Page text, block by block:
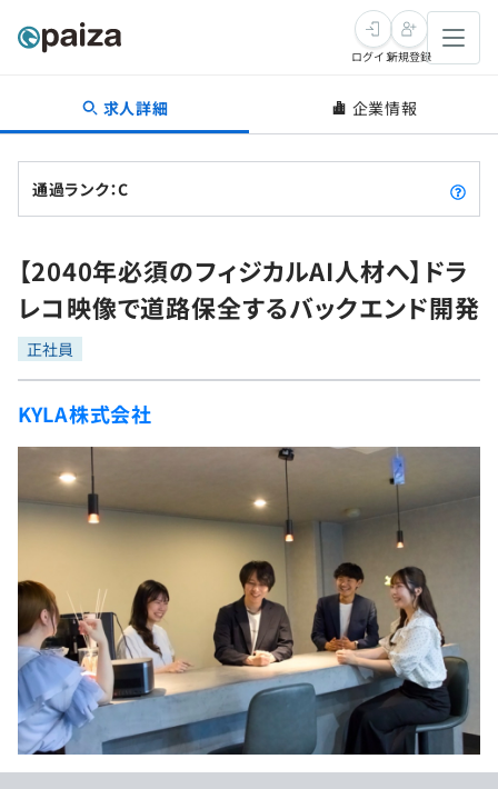
転職・キャリア
転職成功ガイド
転職エージェント
インタビュー
転職成功ガイド
新卒就活
求人検索
本選考
インターン
イベント・セミナー
就活成功ガイド
学習
問題集
ナレッジ
プラン
個人向けプラン
法人向けプラン
プログラミング言語
評価結果一覧
ゲーム・マンガ
Tech Team Journal
paiza times
note
paizaとは？
ログイン新規登録
求人詳細 企業情報
通過ランク：C
【2040年必須のフィジカルAI人材へ】ドラ
レコ映像で道路保全するバックエンド開発
正社員
KYLA株式会社